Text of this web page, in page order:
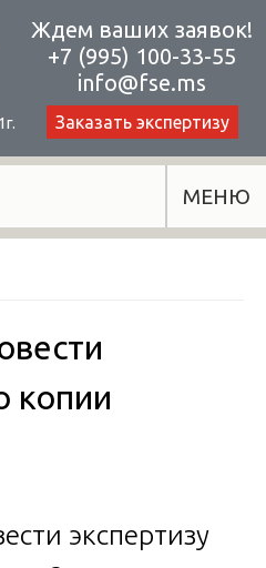
Ждем ваших заявок!
+7 (995) 100-33-55
info@fse.ms
Заказать экспертизу
МЕНЮ
копии